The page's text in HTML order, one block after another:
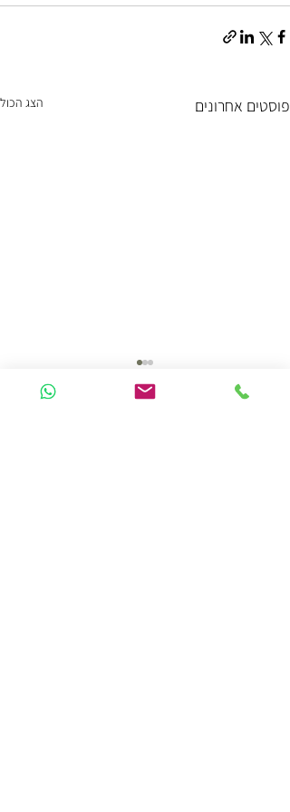
פוסטים אחרונים הצג הכול